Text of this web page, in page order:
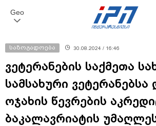
Geo
საზოგადოება 30.08.2024 / 16:46
ვეტერანების საქმეთა
სამსახური ვეტერანებსა
ოჯახის წევრების
ბაკალავრიატის